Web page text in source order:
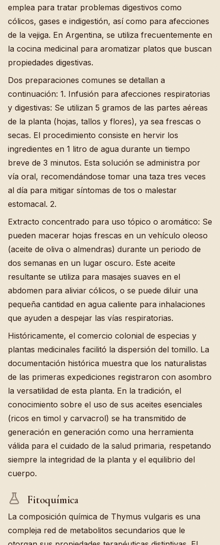
emplea para tratar problemas digestivos como
cólicos, gases e indigestión, así como para afecciones
de la vejiga. En Argentina, se utiliza frecuentemente en
la cocina medicinal para aromatizar platos que buscan
propiedades digestivas.
Dos preparaciones comunes se detallan a
continuación: 1. Infusión para afecciones respiratorias
y digestivas: Se utilizan 5 gramos de las partes aéreas
de la planta (hojas, tallos y flores), ya sea frescas o
secas. El procedimiento consiste en hervir los
ingredientes en 1 litro de agua durante un tiempo
breve de 3 minutos. Esta solución se administra por
vía oral, recomendándose tomar una taza tres veces
al día para mitigar síntomas de tos o malestar
estomacal. 2.
Extracto concentrado para uso tópico o aromático: Se
pueden macerar hojas frescas en un vehículo oleoso
(aceite de oliva o almendras) durante un periodo de
dos semanas en un lugar oscuro. Este aceite
resultante se utiliza para masajes suaves en el
abdomen para aliviar cólicos, o se puede diluir una
pequeña cantidad en agua caliente para inhalaciones
que ayuden a despejar las vías respiratorias.
Históricamente, el comercio colonial de especias y
plantas medicinales facilitó la dispersión del tomillo. La
documentación histórica muestra que los naturalistas
de las primeras expediciones registraron con asombro
la versatilidad de esta planta. En la tradición, el
conocimiento sobre el uso de sus aceites esenciales
(ricos en timol y carvacrol) se ha transmitido de
generación en generación como una herramienta
válida para el cuidado de la salud primaria, respetando
siempre la integridad de la planta y el equilibrio del
cuerpo.
Fitoquímica
La composición química de Thymus vulgaris es una
compleja red de metabolitos secundarios que le